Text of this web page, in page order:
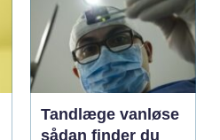
Tandlæge vanløse
sådan finder du